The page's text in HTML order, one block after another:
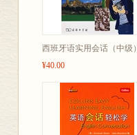
西班牙语实用会话（中级）
¥40.00